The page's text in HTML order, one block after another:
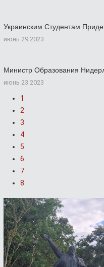
Украинским Студентам
июнь 29 2023
Министр Образования
июнь 23 2023
1
2
3
4
5
6
7
8